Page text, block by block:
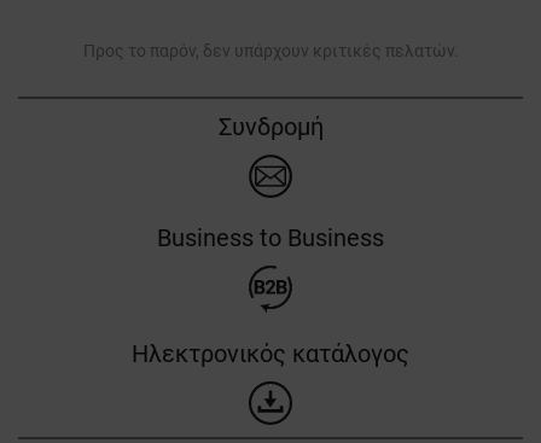
Προς το παρόν, δεν υπάρχουν κριτικές πελατών.
Συνδρομή
Business to Business
Ηλεκτρονικός κατάλογος